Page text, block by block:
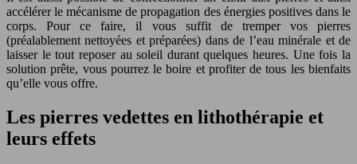
accélérer le mécanisme de propagation des énergies positives dans le
corps. Pour ce faire, il vous suffit de tremper vos pierres
(préalablement nettoyées et préparées) dans de l’eau minérale et de
laisser le tout reposer au soleil durant quelques heures. Une fois la
solution prête, vous pourrez le boire et profiter de tous les bienfaits
qu’elle vous offre.
Les pierres vedettes en lithothérapie et
leurs effets